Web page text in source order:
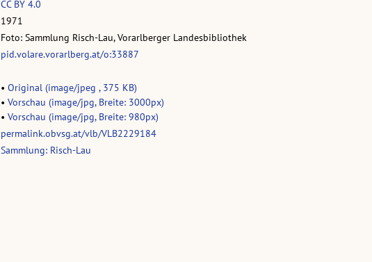
CC BY 4.0
1971
Foto: Sammlung Risch-Lau, Vorarlberger Landesbibliothek
pid.volare.vorarlberg.at/o:33887
• Original (image/jpeg , 375 KB)
• Vorschau (image/jpg, Breite: 3000px)
• Vorschau (image/jpg, Breite: 980px)
permalink.obvsg.at/vlb/VLB2229184
Sammlung: Risch-Lau